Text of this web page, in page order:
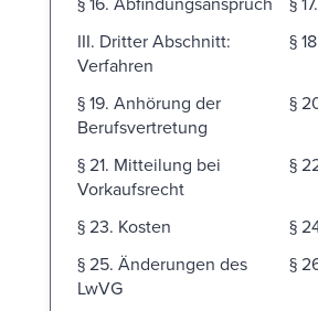
III. Dritter Abschnitt:
Verfahren
§
§ 19. Anhörung der
Berufsvertretung
§
§ 21. Mitteilung bei
Vorkaufsrecht
§
§ 23. Kosten
§
§ 25. Änderungen des
LwVG
§